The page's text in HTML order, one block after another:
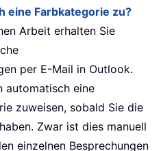
eine Farbkategorie zu?
Arbeit erhalten Sie
per E-Mail in Outlook.
automatisch eine
zuweisen, sobald Sie die
Zwar ist dies manuell
einzelnen Besprechungen